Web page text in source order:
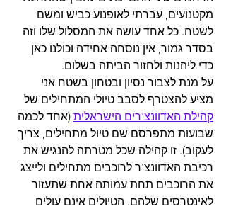
מקטנועים, עברתי לאופנוע כביש ומשם
לשטח. כל אחד עושה את המסלול שלו וזה
בסדר גמור, אין נוסחה אחידה וכולנו כאן
כדי ליהנות ולחזור הביתה בשלום.
על מנת לצבור נסיון ובטחון בשטח אני
מציע להצטרף לסבב טיולי המתחילים של
קהילת האדוונצ'רים הישראלית (אחד לכמה
שבועות מתפרסם שם טיול מתחילים, צריך
לעקוב). זו קהילה שכל מטרתה להנגיש את
רכיבת האדוונצ'ר לרוכבים מתחילים ולייצג
את הרוכבים תחת עמותה אחת שתעזור
לאינטרסים שלהם. הטיולים אינם עולים